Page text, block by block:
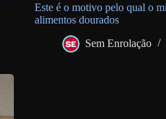
Este é o motivo pelo qual o
alimentos dourados
Sem Enrolação